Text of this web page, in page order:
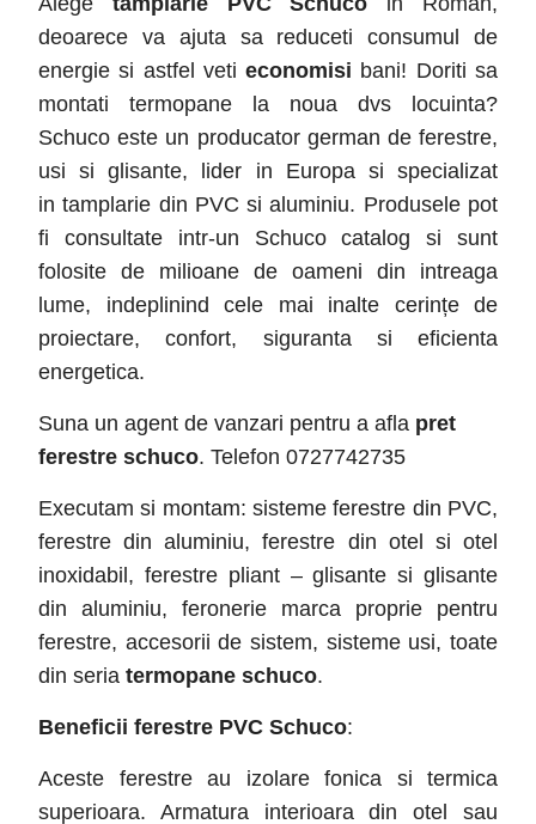
deoarece va ajuta sa reduceti consumul de
energie si astfel vetieconomisi bani! Doriti sa
montati termopane la noua dvs locuinta?
Schuco este un producator german de ferestre,
usi si glisante, lider in Europa si specializat
in tamplarie din PVC si aluminiu. Produsele pot
fi consultate intr-un Schuco catalog si sunt
folosite de milioane de oameni din intreaga
lume, indeplinind cele mai inalte cerințe de
proiectare, confort, siguranta si eficienta
energetica.
Suna un agent de vanzari pentru a afla pret
ferestre schuco. Telefon 0727742735
Executam si montam: sisteme ferestre din PVC,
ferestre din aluminiu, ferestre din otel si otel
inoxidabil, ferestre pliant – glisante si glisante
din aluminiu, feronerie marca proprie pentru
ferestre, accesorii de sistem, sisteme usi, toate
din seria termopane schuco.
Beneficii ferestre PVC Schuco:
Aceste ferestre au izolare fonica si termica
superioara. Armatura interioara din otel sau